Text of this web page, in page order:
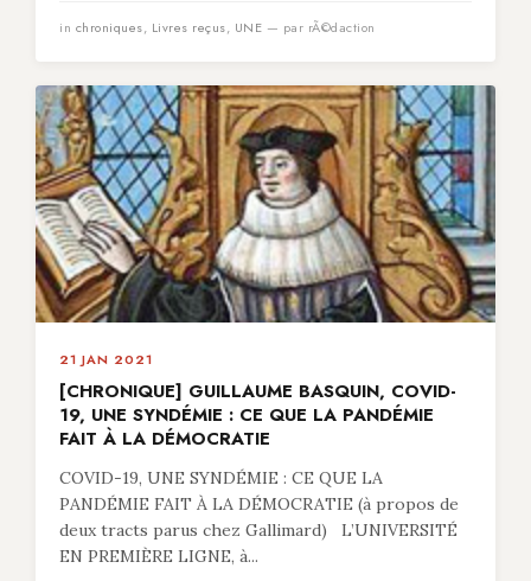
in chroniques, Livres reçus, UNE — par rÃ©daction
21 JAN 2021
[CHRONIQUE] GUILLAUME BASQUIN, COVID-
19, UNE SYNDÉMIE : CE QUE LA PANDÉMIE
FAIT À LA DÉMOCRATIE
COVID-19, UNE SYNDÉMIE : CE QUE LA
PANDÉMIE FAIT À LA DÉMOCRATIE (à propos de
deux tracts parus chez Gallimard) L’UNIVERSITÉ
EN PREMIÈRE LIGNE, à...